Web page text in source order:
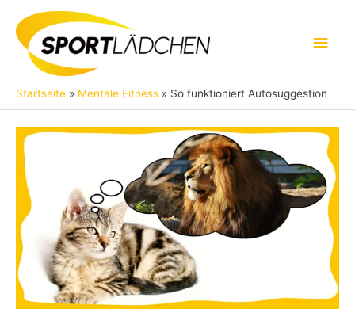
Inhalt
springen
Startseite Mentale Fitness So funktioniert Autosuggestion